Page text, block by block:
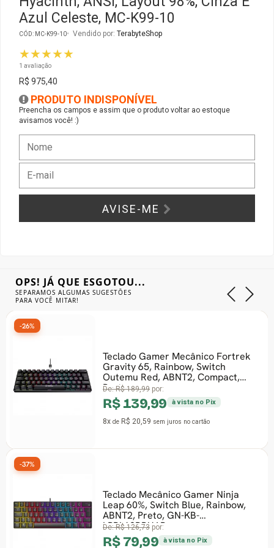
Azul Celeste, MC-K99-10
CÓD: MC-K99-10 Vendido por: TerabyteShop
★★★★★
1 avaliação
R$ 975,40
PRODUTO INDISPONÍVEL
Preencha os campos e assim que o produto voltar ao estoque
avisamos você! :)
AVISE-ME
OPS! JÁ QUE ESGOTOU...
SEPARAMOS ALGUMAS SUGESTÕES
PARA VOCÊ MITAR!
Teclado Gamer Mecânico Fortrek
Gravity 65, Rainbow, Switch
Outemu Red, ABNT2, Compact,
Preto
De:R$ 189,99 por:
R$ 139,99 à vista no Pix
8x de R$ 20,59 sem juros no cartão
-26%
Teclado Mecânico Gamer Ninja
Leap 60%, Switch Blue, Rainbow,
ABNT2, Preto, GN-KB-
LPBL60BBUAB
De:R$ 126,73 por:
R$ 79,99 à vista no Pix
-37%
Gabinete Liketec
Ver Todos
Fonte Thermaltake
Fontes Diversas